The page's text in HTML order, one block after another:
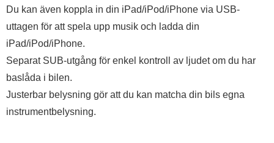
Du kan även koppla in din iPad/iPod/iPhone via USB-
uttagen för att spela upp musik och ladda din
iPad/iPod/iPhone.
Separat SUB-utgång för enkel kontroll av ljudet om du har
baslåda i bilen.
Justerbar belysning gör att du kan matcha din bils egna
instrumentbelysning.